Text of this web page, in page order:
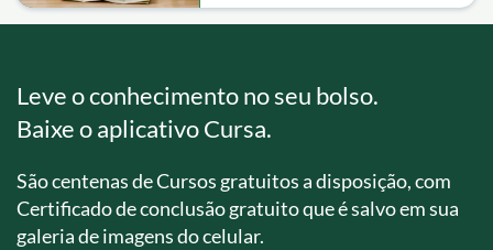
Leve o conhecimento no seu bolso.
Baixe o aplicativo Cursa.
São centenas de Cursos gratuitos a disposição, com
Certificado de conclusão gratuito que é salvo em sua
galeria de imagens do celular.